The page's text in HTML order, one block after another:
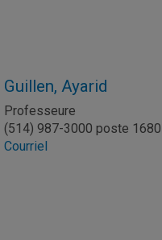
Guillen, Ayarid
Professeure
(514) 987-3000 poste 1680
Courriel